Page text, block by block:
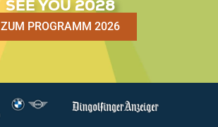
SEE YOU 2028
ZUM PROGRAMM 2026